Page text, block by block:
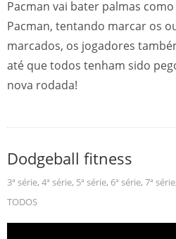
Pacman vai bater palmas
Pacman, tentando marcar os
marcados, os jogadores
até que todos tenham sido
nova rodada!
Dodgeball fitness
3ª série, 4ª série, 5ª série, 6ª série, 7ª série
TODOS